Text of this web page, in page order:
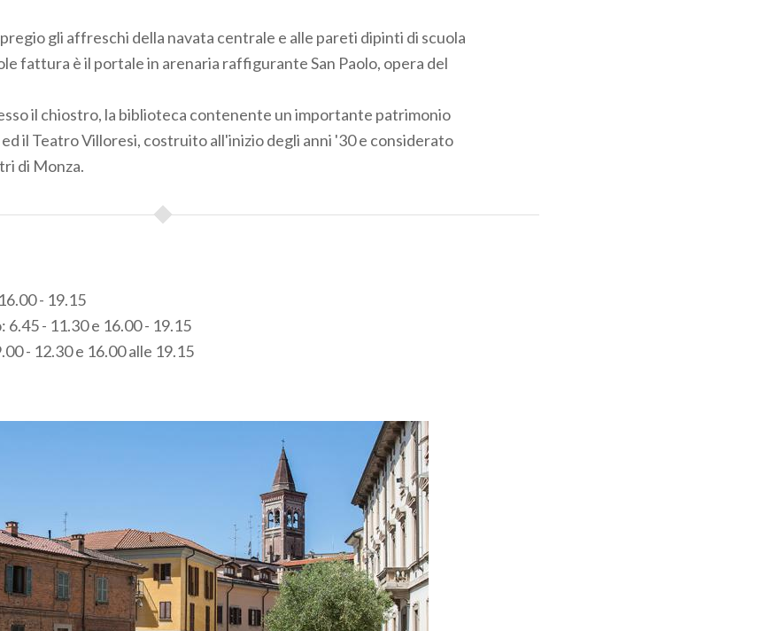
gli affreschi della navata centrale e alle pareti dipinti di scuola
fattura è il portale in arenaria raffigurante San Paolo, opera del
il chiostro, la biblioteca contenente un importante patrimonio
il Teatro Villoresi, costruito all'inizio degli anni '30 e considerato
di Monza.
- 19.15
6.45 - 11.30 e 16.00 - 19.15
- 12.30 e 16.00 alle 19.15